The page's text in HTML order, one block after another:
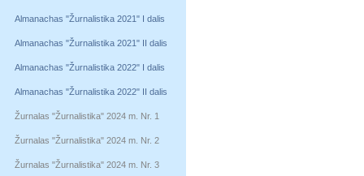
Almanachas "Žurnalistika 2021" I dalis
Almanachas "Žurnalistika 2021" II dalis
Almanachas "Žurnalistika 2022" I dalis
Almanachas "Žurnalistika 2022" II dalis
Žurnalas "Žurnalistika" 2024 m. Nr. 1
Žurnalas "Žurnalistika" 2024 m. Nr. 2
Žurnalas "Žurnalistika" 2024 m. Nr. 3